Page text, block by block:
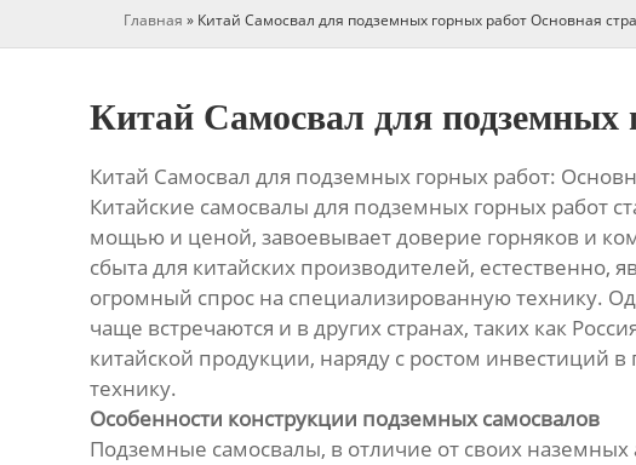
Главная » Китай Самосвал для подземных горных работ Основная
Китай Самосвал для подземных
Китай Самосвал для подземных горных работ:
Китайские самосвалы для подземных горных работ
мощью и ценой, завоевывает доверие горняков и
сбыта для китайских производителей,
огромный спрос на специализированную технику.
чаще встречаются и в других странах, таких как
китайской продукции, наряду с ростом инвестиций
технику.
Особенности конструкции подземных самосвалов
Подземные самосвалы, в отличие от своих